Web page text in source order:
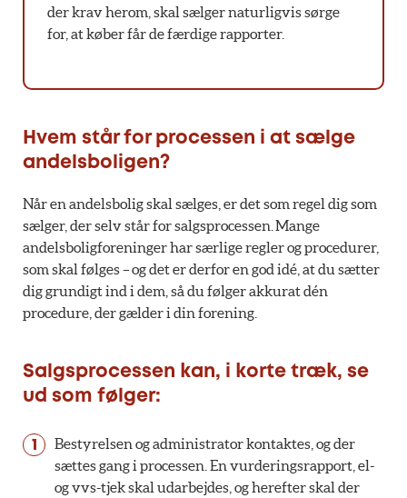
der krav herom, skal sælger naturligvis sørge
for, at køber får de færdige rapporter.
Hvem står for processen i at sælge
andelsboligen?
Når en andelsbolig skal sælges, er det som regel dig som
sælger, der selv står for salgsprocessen. Mange
andelsboligforeninger har særlige regler og procedurer,
som skal følges – og det er derfor en god idé, at du sætter
dig grundigt ind i dem, så du følger akkurat dén
procedure, der gælder i din forening.
Salgsprocessen kan, i korte træk, se
ud som følger:
Bestyrelsen og administrator kontaktes, og der
sættes gang i processen. En vurderingsrapport, el-
og vvs-tjek skal udarbejdes, og herefter skal der